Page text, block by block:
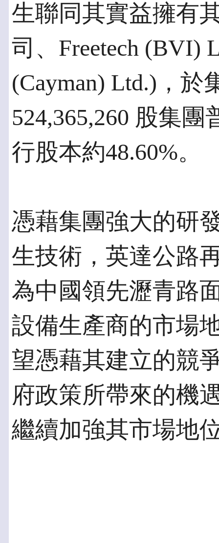
生聯同其實益擁有
司、Freetech (BVI)
(Cayman) Ltd.)，於
524,365,260 股集
行股本約48.60%。
憑藉集團強大的研
生技術，英達公路
為中國領先瀝青路
設備生產商的市場
望憑藉其建立的競
府政策所帶來的機
繼續加強其市場地